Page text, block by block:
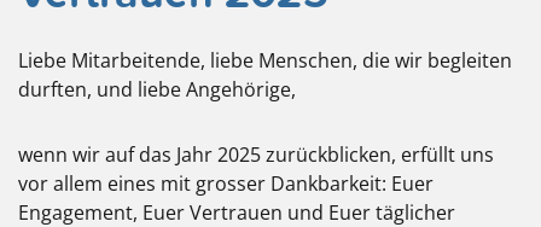
Liebe Mitarbeitende, liebe Menschen, die wir begleiten
durften, und liebe Angehörige,
wenn wir auf das Jahr 2025 zurückblicken, erfüllt uns
vor allem eines mit grosser Dankbarkeit: Euer
Engagement, Euer Vertrauen und Euer täglicher